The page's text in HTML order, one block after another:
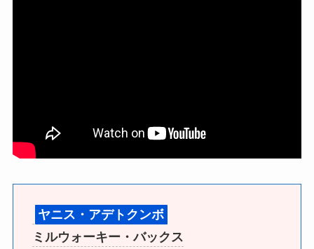
ヤニス・アデトクンボ
ミルウォーキー・バックス